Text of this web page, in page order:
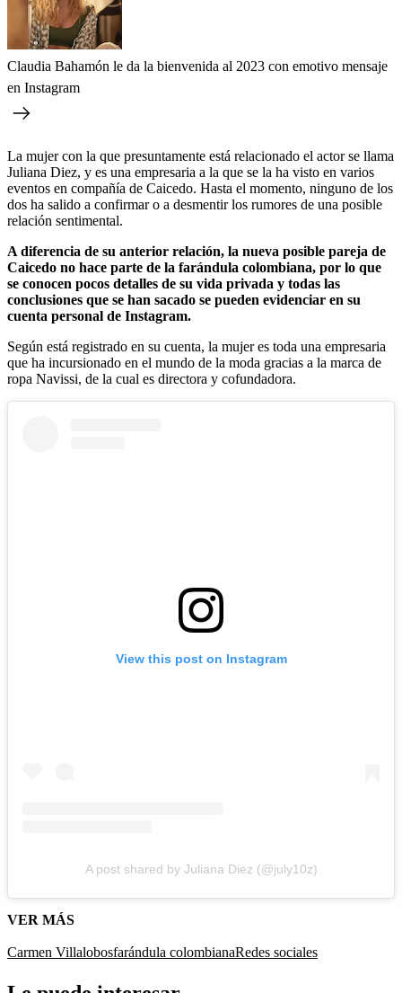
Claudia Bahamón le da la bienvenida al 2023 con emotivo mensaje
en Instagram
La mujer con la que presuntamente está relacionado el actor se llama
Juliana Diez, y es una empresaria a la que se la ha visto en varios
eventos en compañía de Caicedo. Hasta el momento, ninguno de los
dos ha salido a confirmar o a desmentir los rumores de una posible
relación sentimental.
A diferencia de su anterior relación, la nueva posible pareja de
Caicedo no hace parte de la farándula colombiana, por lo que
se conocen pocos detalles de su vida privada y todas las
conclusiones que se han sacado se pueden evidenciar en su
cuenta personal de Instagram.
Según está registrado en su cuenta, la mujer es toda una empresaria
que ha incursionado en el mundo de la moda gracias a la marca de
ropa Navissi, de la cual es directora y cofundadora.
View this post on Instagram
A post shared by Juliana Diez (@july10z)
VER MÁS
Carmen Villalobosfarándula colombianaRedes sociales